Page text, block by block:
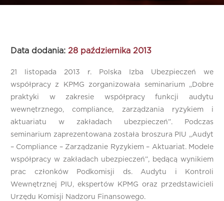
Data dodania: 28 października 2013
21 listopada 2013 r. Polska Izba Ubezpieczeń we
współpracy z KPMG zorganizowała seminarium „Dobre
praktyki w zakresie współpracy funkcji audytu
wewnętrznego, compliance, zarządzania ryzykiem i
aktuariatu w zakładach ubezpieczeń”. Podczas
seminarium zaprezentowana została broszura PIU „Audyt
– Compliance – Zarządzanie Ryzykiem – Aktuariat. Modele
współpracy w zakładach ubezpieczeń”, będącą wynikiem
prac członków Podkomisji ds. Audytu i Kontroli
Wewnętrznej PIU, ekspertów KPMG oraz przedstawicieli
Urzędu Komisji Nadzoru Finansowego.